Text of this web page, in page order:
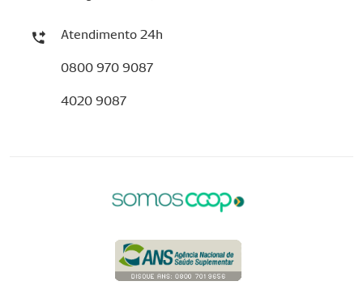
Atendimento 24h
0800 970 9087
4020 9087